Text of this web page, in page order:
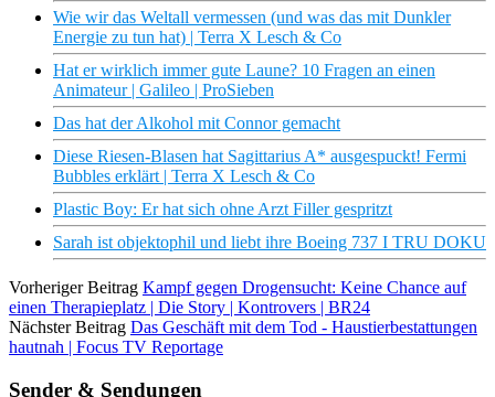
Wie wir das Weltall vermessen (und was das mit Dunkler
Energie zu tun hat) | Terra X Lesch & Co
Hat er wirklich immer gute Laune? 10 Fragen an einen
Animateur | Galileo | ProSieben
Das hat der Alkohol mit Connor gemacht
Diese Riesen-Blasen hat Sagittarius A* ausgespuckt! Fermi
Bubbles erklärt | Terra X Lesch & Co
Plastic Boy: Er hat sich ohne Arzt Filler gespritzt
Sarah ist objektophil und liebt ihre Boeing 737 I TRU DOKU
Vorheriger Beitrag Kampf gegen Drogensucht: Keine Chance auf
einen Therapieplatz | Die Story | Kontrovers | BR24
Nächster Beitrag Das Geschäft mit dem Tod - Haustierbestattungen
hautnah | Focus TV Reportage
Sender & Sendungen